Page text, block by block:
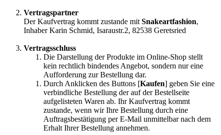
Vertragspartner
Der Kaufvertrag kommt zustande mit Snakeartfashion,
Inhaber Karin Schmid, Isaraustr.2, 82538 Geretsried
Vertragsschluss
Die Darstellung der Produkte im Online-Shop stellt
kein rechtlich bindendes Angebot, sondern nur eine
Aufforderung zur Bestellung dar.
Durch Anklicken des Buttons [Kaufen] geben Sie eine
verbindliche Bestellung der auf der Bestellseite
aufgelisteten Waren ab. Ihr Kaufvertrag kommt
zustande, wenn wir Ihre Bestellung durch eine
Auftragsbestätigung per E-Mail unmittelbar nach dem
Erhalt Ihrer Bestellung annehmen.